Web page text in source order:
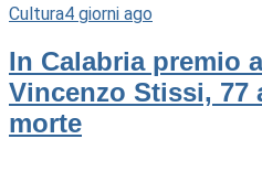
Cultura4 giorni ago
In Calabria premio
Vincenzo Stissi, 77
morte